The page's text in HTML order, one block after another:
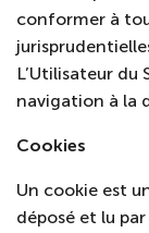
conformer à
L’Utilisateur
navigation à la
Cookies
Un cookie est
déposé et lu